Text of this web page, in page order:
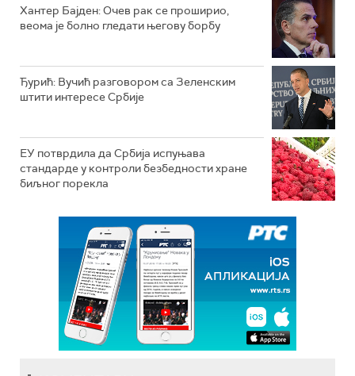
Хантер Бајден: Очев рак се проширио,
веома је болно гледати његову борбу
Ђурић: Вучић разговором са Зеленским
штити интересе Србије
ЕУ потврдила да Србија испуњава
стандарде у контроли безбедности хране
биљног порекла